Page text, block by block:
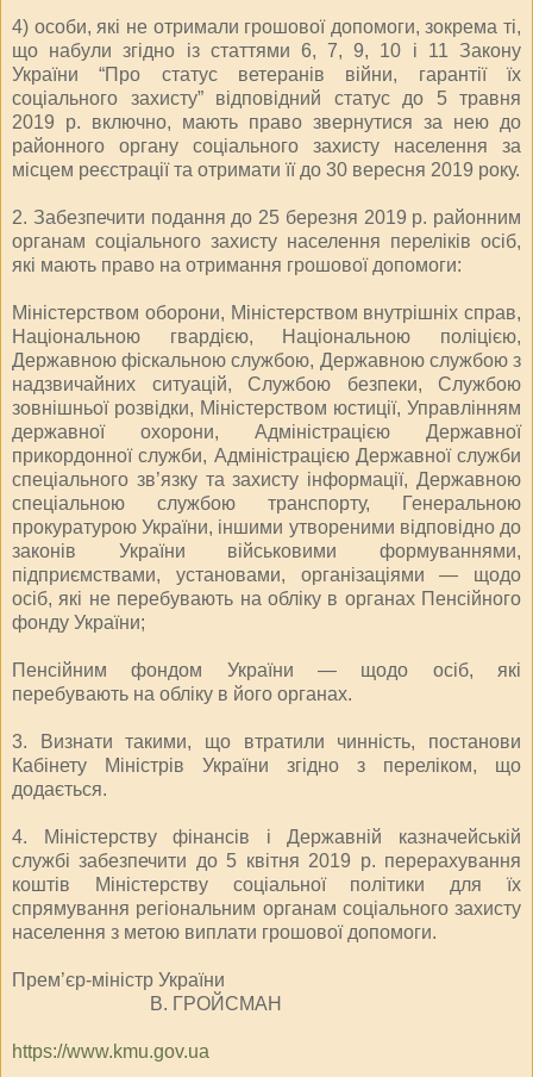
4) особи, які не отримали грошової допомоги, зокрема ті,
що набули згідно із статтями 6, 7, 9, 10 і 11 Закону
України “Про статус ветеранів війни, гарантії їх
соціального захисту” відповідний статус до 5 травня
2019 р. включно, мають право звернутися за нею до
районного органу соціального захисту населення за
місцем реєстрації та отримати її до 30 вересня 2019 року.
2. Забезпечити подання до 25 березня 2019 р. районним
органам соціального захисту населення переліків осіб,
які мають право на отримання грошової допомоги:
Міністерством оборони, Міністерством внутрішніх справ,
Національною гвардією, Національною поліцією,
Державною фіскальною службою, Державною службою з
надзвичайних ситуацій, Службою безпеки, Службою
зовнішньої розвідки, Міністерством юстиції, Управлінням
державної охорони, Адміністрацією Державної
прикордонної служби, Адміністрацією Державної служби
спеціального зв’язку та захисту інформації, Державною
спеціальною службою транспорту, Генеральною
прокуратурою України, іншими утвореними відповідно до
законів України військовими формуваннями,
підприємствами, установами, організаціями — щодо
осіб, які не перебувають на обліку в органах Пенсійного
фонду України;
Пенсійним фондом України — щодо осіб, які
перебувають на обліку в його органах.
3. Визнати такими, що втратили чинність, постанови
Кабінету Міністрів України згідно з переліком, що
додається.
4. Міністерству фінансів і Державній казначейській
службі забезпечити до 5 квітня 2019 р. перерахування
коштів Міністерству соціальної політики для їх
спрямування регіональним органам соціального захисту
населення з метою виплати грошової допомоги.
Прем’єр-міністр України
В. ГРОЙСМАН
https://www.kmu.gov.ua